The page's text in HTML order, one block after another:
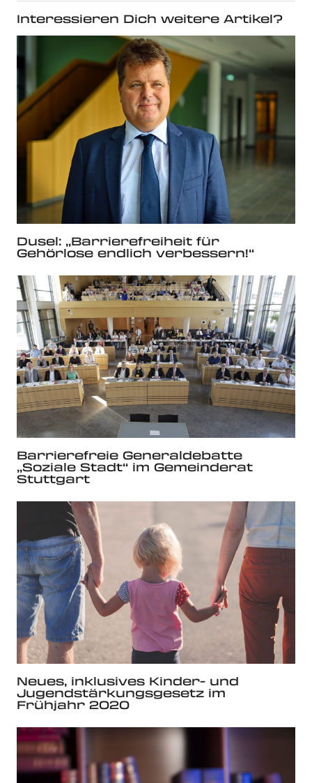
Interessieren Dich weitere Artikel?
Dusel: „Barrierefreiheit für
Gehörlose endlich verbessern!“
Barrierefreie Generaldebatte
„Soziale Stadt“ im Gemeinderat
Stuttgart
Neues, inklusives Kinder- und
Jugendstärkungsgesetz im
Frühjahr 2020